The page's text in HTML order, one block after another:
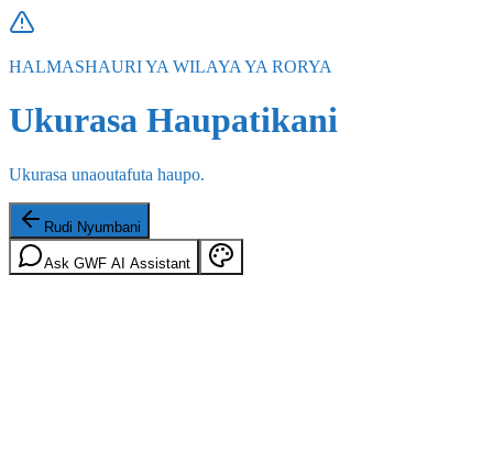
HALMASHAURI YA WILAYA YA RORYA
Ukurasa Haupatikani
Ukurasa unaoutafuta haupo.
Rudi Nyumbani
Ask GWF AI Assistant